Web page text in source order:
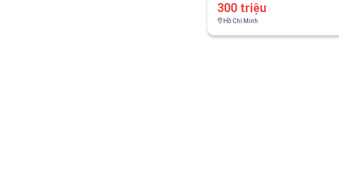
300 triệu
Hồ Chí Minh